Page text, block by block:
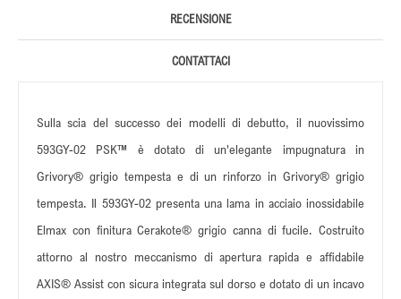
RECENSIONE
CONTATTACI
Sulla scia del successo dei modelli di debutto, il nuovissimo
593GY-02 PSK™ è dotato di un'elegante impugnatura in
Grivory® grigio tempesta e di un rinforzo in Grivory® grigio
tempesta. Il 593GY-02 presenta una lama in acciaio inossidabile
Elmax con finitura Cerakote® grigio canna di fucile. Costruito
attorno al nostro meccanismo di apertura rapida e affidabile
AXIS® Assist con sicura integrata sul dorso e dotato di un incavo